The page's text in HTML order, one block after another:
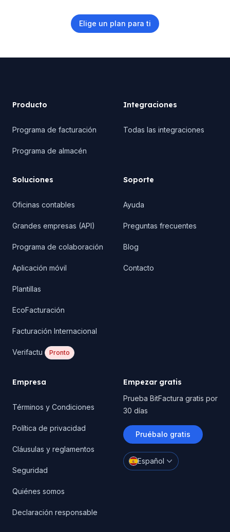
Elige un plan para ti
Producto
Programa de facturación
Programa de almacén
Integraciones
Todas las integraciones
Soluciones
Oficinas contables
Grandes empresas (API)
Programa de colaboración
Aplicación móvil
Plantillas
EcoFacturación
Facturación Internacional
Verifactu Pronto
Soporte
Ayuda
Preguntas frecuentes
Blog
Contacto
Empresa
Términos y Condiciones
Política de privacidad
Cláusulas y reglamentos
Seguridad
Quiénes somos
Declaración responsable
Empezar gratis
Prueba BitFactura gratis por
30 días
Pruébalo gratis
Español